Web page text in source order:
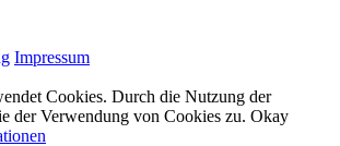
Impressum
Cookies. Durch die Nutzung der
der Verwendung von Cookies zu. Okay